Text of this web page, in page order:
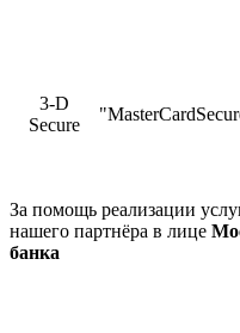
3-D
Secure
За помощь реализации
нашего партнёра в лице
банка